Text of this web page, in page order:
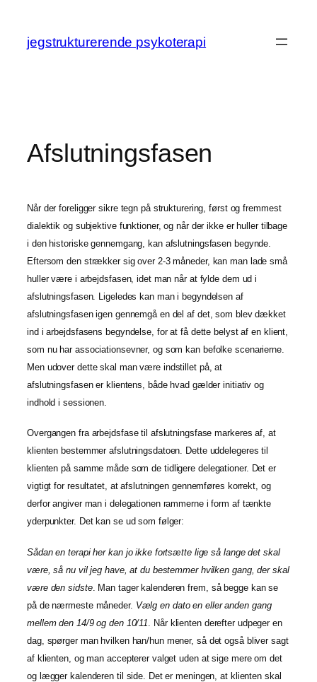
indhold
jegstrukturerende psykoterapi
Afslutningsfasen
Når der foreligger sikre tegn på strukturering, først og fremmest
dialektik og subjektive funktioner, og når der ikke er huller tilbage
i den historiske gennemgang, kan afslutningsfasen begynde.
Eftersom den strækker sig over 2-3 måneder, kan man lade små
huller være i arbejdsfasen, idet man når at fylde dem ud i
afslutningsfasen. Ligeledes kan man i begyndelsen af
afslutningsfasen igen gennemgå en del af det, som blev dækket
ind i arbejdsfasens begyndelse, for at få dette belyst af en klient,
som nu har associationsevner, og som kan befolke scenarierne.
Men udover dette skal man være indstillet på, at
afslutningsfasen er klientens, både hvad gælder initiativ og
indhold i sessionen.
Overgangen fra arbejdsfase til afslutningsfase markeres af, at
klienten bestemmer afslutningsdatoen. Dette uddelegeres til
klienten på samme måde som de tidligere delegationer. Det er
vigtigt for resultatet, at afslutningen gennemføres korrekt, og
derfor angiver man i delegationen rammerne i form af tænkte
yderpunkter. Det kan se ud som følger:
Sådan en terapi her kan jo ikke fortsætte lige så lange det skal
være, så nu vil jeg have, at du bestemmer hvilken gang, der skal
være den sidste. Man tager kalenderen frem, så begge kan se
på de nærmeste måneder. Vælg en dato en eller anden gang
mellem den 14/9 og den 10/11 . Når klienten derefter udpeger en
dag, spørger man hvilken han/hun mener, så det også bliver sagt
af klienten, og man accepterer valget uden at sige mere om det
og lægger kalenderen til side. Det er meningen, at klienten skal